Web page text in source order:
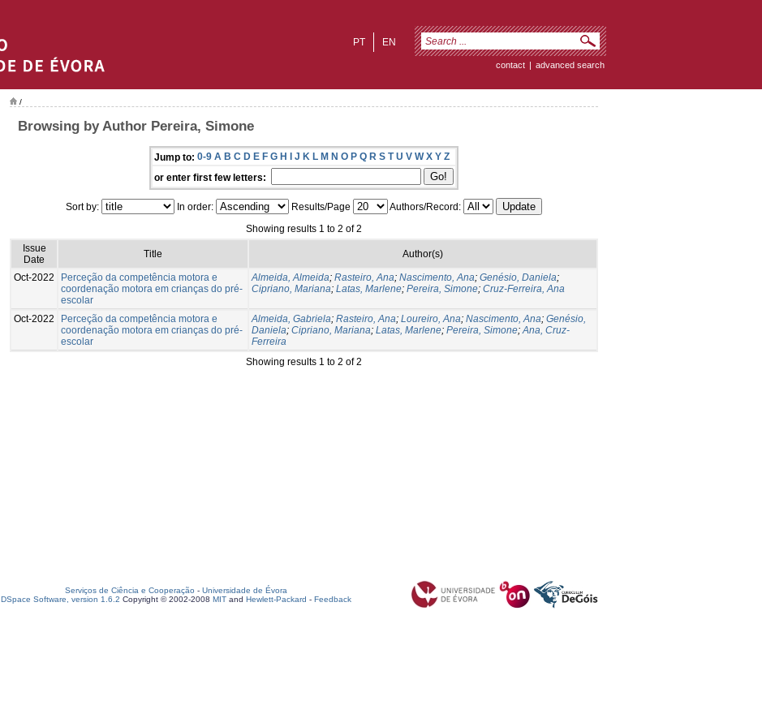
EN
PT
contact | advanced search
/
Browsing by Author Pereira, Simone
Jump to: 0-9 A B C D E F G H I J K L M N O P Q R S T U V W X Y Z
or enter first few letters:
Sort by: In order: Results/Page
Authors/Record:
Showing results 1 to 2 of 2
Issue
Date
Title Author(s)
Oct-2022
Perceção da competência motora e
coordenação motora em crianças do pré-
escolar
Almeida, Almeida; Rasteiro, Ana; Nascimento, Ana; Genésio, Daniela;
Cipriano, Mariana; Latas, Marlene; Pereira, Simone; Cruz-Ferreira, Ana
Oct-2022
Perceção da competência motora e
coordenação motora em crianças do pré-
escolar
Almeida, Gabriela; Rasteiro, Ana; Loureiro, Ana; Nascimento, Ana; Genésio,
Daniela; Cipriano, Mariana; Latas, Marlene; Pereira, Simone;Ana, Cruz-
Ferreira
Showing results 1 to 2 of 2
Serviços de Ciência e Cooperação - Universidade de Évora
DSpace Software, version 1.6.2 Copyright © 2002-2008 MIT and Hewlett-Packard - Feedback